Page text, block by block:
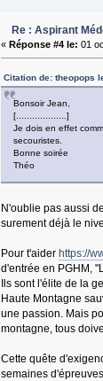
Re : Aspirant
« Réponse #4 le: 01
Citation de: theopops
Bonsoir Jean,
[...................]
Je dois en effet
secouristes.
Bonne soirée
Théo
N'oublie pas aussi
surement déjà le
Pour t'aider https://
d'entrée en PGHM,
Ils sont l'élite de la
Haute Montagne
une passion. Mais
montagne, tous
Cette quête
semaines